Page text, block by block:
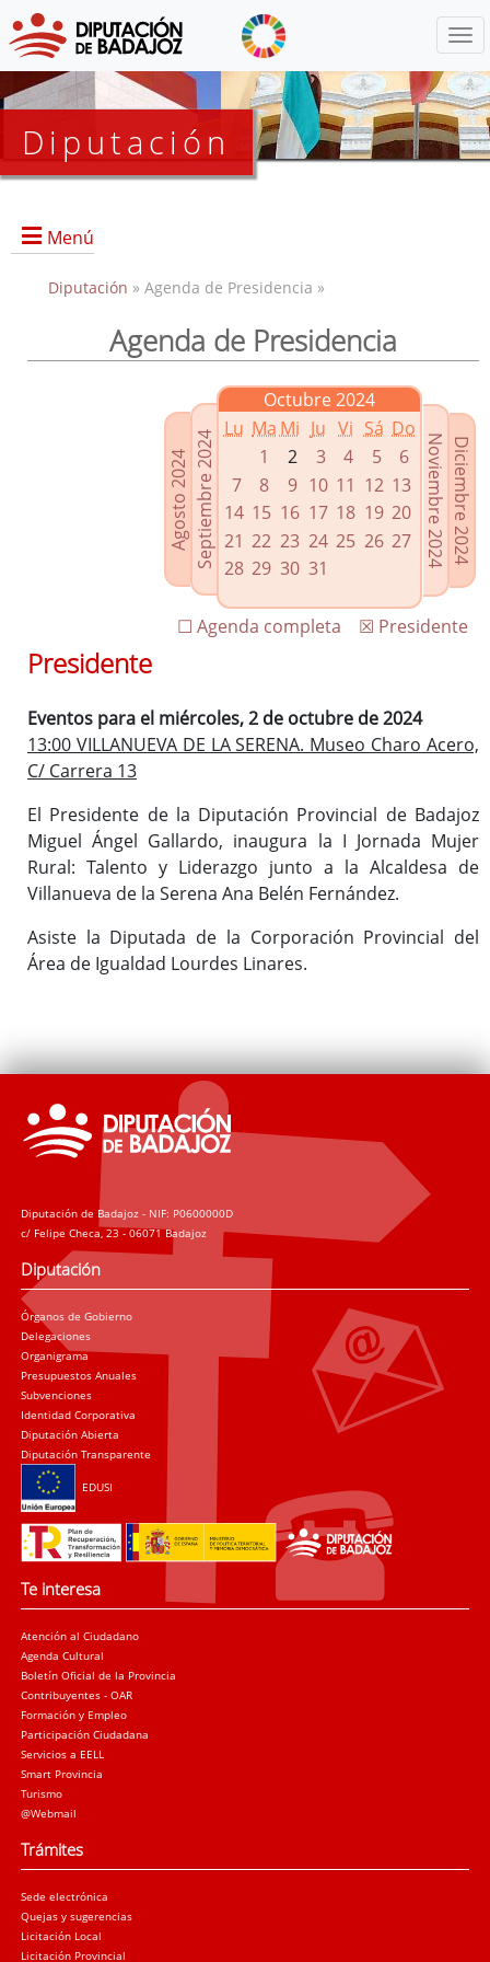
Diputación
Menú
Presidencia
Enlaces relacionados
Agenda de Presidencia
Plenos provinciales y Juntas de gobierno
Oficina de Proyectos Europeos
Diputación » Agenda de Presidencia »
Agenda de Presidencia
Agosto 2024Septiembre 2024
Octubre 2024
Lu Ma Mi Ju Vi Sá Do
1
2 3 4 5
6
7
8 9 10 11 12 13
14 15 16 17 18 19 20
21 22 23 24 25 26 27
28 29 30 31
Diciembre 2024
Noviembre 2024
☒ Presidente
☐ Agenda completa
Presidente
Eventos para el miércoles, 2 de octubre de 2024
13:00 VILLANUEVA DE LA SERENA. Museo Charo Acero,
C/ Carrera 13
El Presidente de la Diputación Provincial de Badajoz
Miguel Ángel Gallardo, inaugura la I Jornada Mujer
Rural: Talento y Liderazgo junto a la Alcaldesa de
Villanueva de la Serena Ana Belén Fernández.
Asiste la Diputada de la Corporación Provincial del
Área de Igualdad Lourdes Linares.
Diputación de Badajoz - NIF: P0600000D
c/ Felipe Checa, 23 - 06071 Badajoz
Diputación
Órganos de Gobierno
Delegaciones
Organigrama
Presupuestos Anuales
Subvenciones
Identidad Corporativa
Diputación Abierta
Diputación Transparente
EDUSI
Te interesa
Atención al Ciudadano
Agenda Cultural
Boletín Oficial de la Provincia
Contribuyentes - OAR
Formación y Empleo
Participación Ciudadana
Servicios a EELL
Smart Provincia
Turismo
@Webmail
Trámites
Sede electrónica
Quejas y sugerencias
Licitación Local
Licitación Provincial